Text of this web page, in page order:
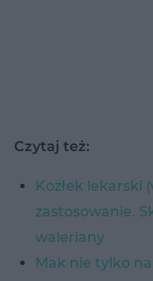
Czytaj też:
Kozłek lekarski
zastosowanie.
waleriany
Mak nie tylko